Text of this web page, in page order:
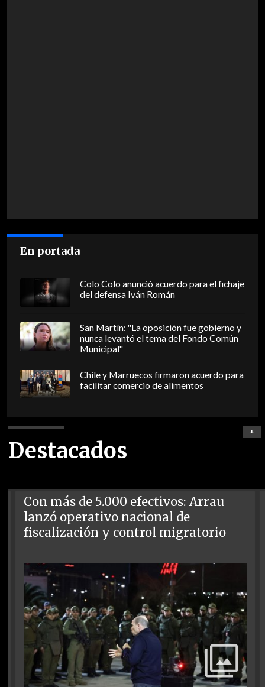
En portada
Colo Colo anunció acuerdo para el fichaje
del defensa Iván Román
San Martín: "La oposición fue gobierno y
nunca levantó el tema del Fondo Común
Municipal"
Chile y Marruecos firmaron acuerdo para
facilitar comercio de alimentos
Destacados
+
Con más de 5.000 efectivos: Arrau
lanzó operativo nacional de
fiscalización y control migratorio